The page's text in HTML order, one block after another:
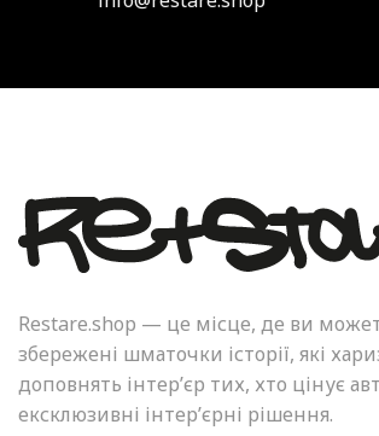
Restare.shop — це місце, де ви
збережені шматочки історії, які
доповнять інтер’єр тих, хто цінує
ексклюзивні інтер’єрні рішення.